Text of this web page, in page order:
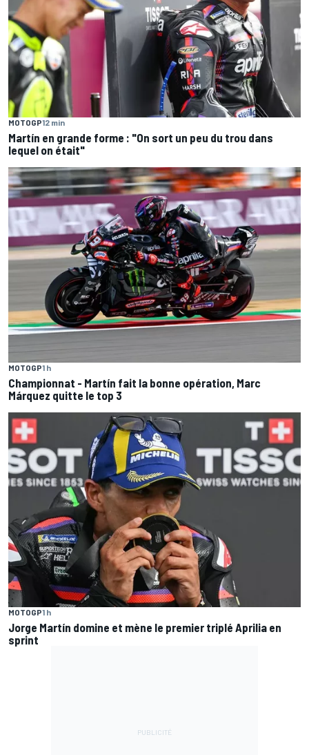
MOTOGP12 min
Martín en grande forme : "On sort un peu du trou dans
lequel on était"
MOTOGP1 h
Championnat - Martín fait la bonne opération, Marc
Márquez quitte le top 3
MOTOGP1 h
Jorge Martín domine et mène le premier triplé Aprilia en
sprint